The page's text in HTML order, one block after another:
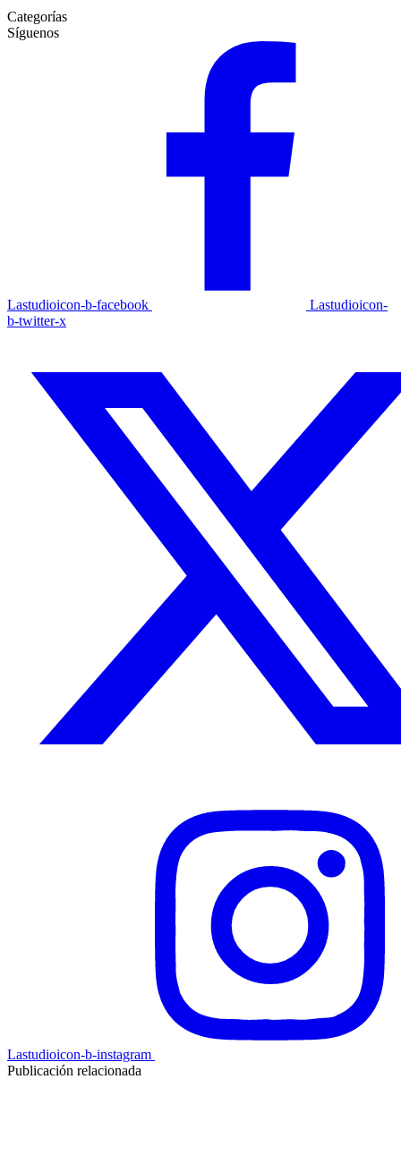
Categorías
Síguenos
Lastudioicon-b-facebook
Lastudioicon-
b-twitter-x
Lastudioicon-b-instagram
Publicación relacionada